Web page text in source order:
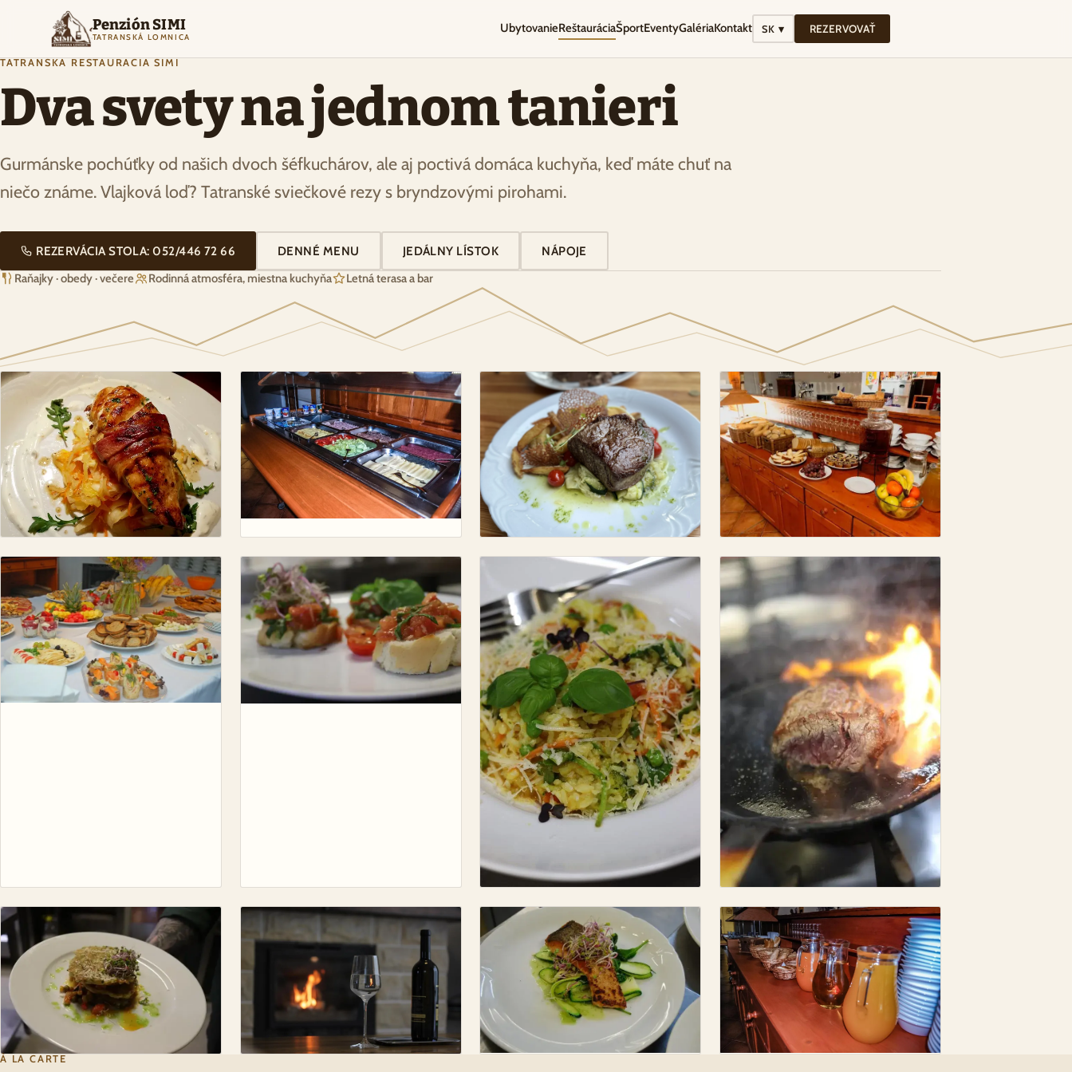
Penzión SIMI
TATRANSKÁ LOMNICA
UbytovanieReštauráciaŠportEventyGalériaKontakt SK ▾ REZERVOVAŤ
TATRANSKÁ REŠTAURÁCIA SIMI
Dva svety na jednom tanieri
Gurmánske pochúťky od našich dvoch šéfkuchárov, ale aj poctivá domáca kuchyňa, keď máte chuť na
niečo známe. Vlajková loď? Tatranské sviečkové rezy s bryndzovými pirohami.
REZERVÁCIA STOLA: 052/446 72 66 DENNÉ MENU JEDÁLNY LÍSTOK NÁPOJE
Raňajky · obedy · večere Rodinná atmosféra, miestna kuchyňa Letná terasa a bar
À LA CARTE